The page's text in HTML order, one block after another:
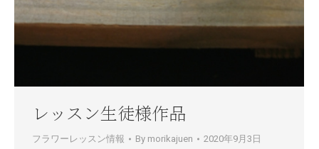
レッスン生徒様作品
フラワーレッスン情報 By morikajuen 2020年9月3日